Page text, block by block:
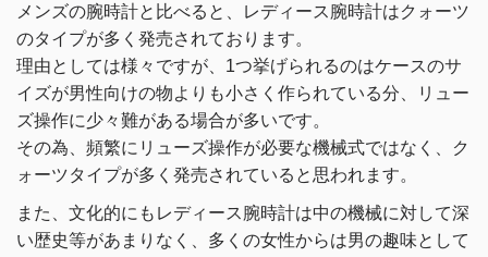
メンズの腕時計と比べると、レディース腕時計はクォーツ
のタイプが多く発売されております。
理由としては様々ですが、1つ挙げられるのはケースのサ
イズが男性向けの物よりも小さく作られている分、リュー
ズ操作に少々難がある場合が多いです。
その為、頻繁にリューズ操作が必要な機械式ではなく、ク
ォーツタイプが多く発売されていると思われます。
また、文化的にもレディース腕時計は中の機械に対して深
い歴史等があまりなく、多くの女性からは男の趣味として